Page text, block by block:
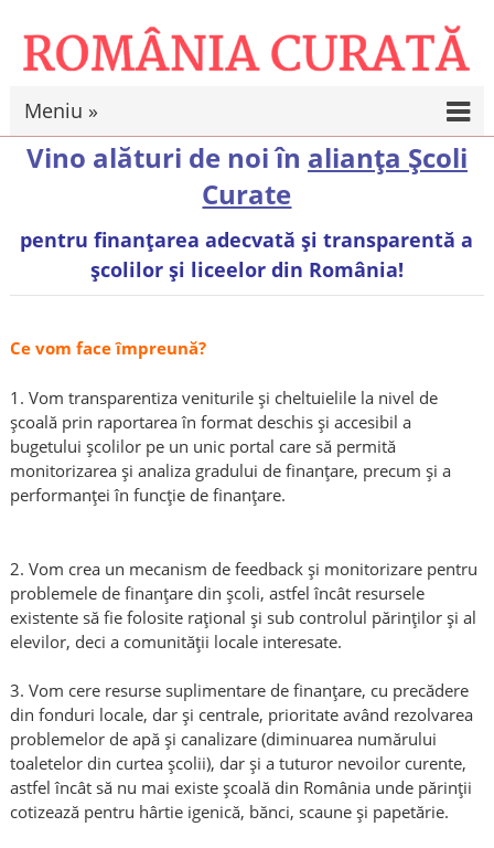
Meniu »
Vino alături de noi în alianța Școli
Curate
pentru finanțarea adecvată și transparentă a
școlilor și liceelor din România!
Ce vom face împreună?
1. Vom transparentiza veniturile și cheltuielile la nivel de
școală prin raportarea în format deschis și accesibil a
bugetului școlilor pe un unic portal care să permită
monitorizarea și analiza gradului de finanțare, precum și a
performanței în funcție de finanțare.
2. Vom crea un mecanism de feedback și monitorizare pentru
problemele de finanțare din școli, astfel încât resursele
existente să fie folosite rațional și sub controlul părinților și al
elevilor, deci a comunității locale interesate.
3. Vom cere resurse suplimentare de finanțare, cu precădere
din fonduri locale, dar și centrale, prioritate având rezolvarea
problemelor de apă și canalizare (diminuarea numărului
toaletelor din curtea școlii), dar și a tuturor nevoilor curente,
astfel încât să nu mai existe școală din România unde părinții
cotizează pentru hârtie igenică, bănci, scaune și papetărie.